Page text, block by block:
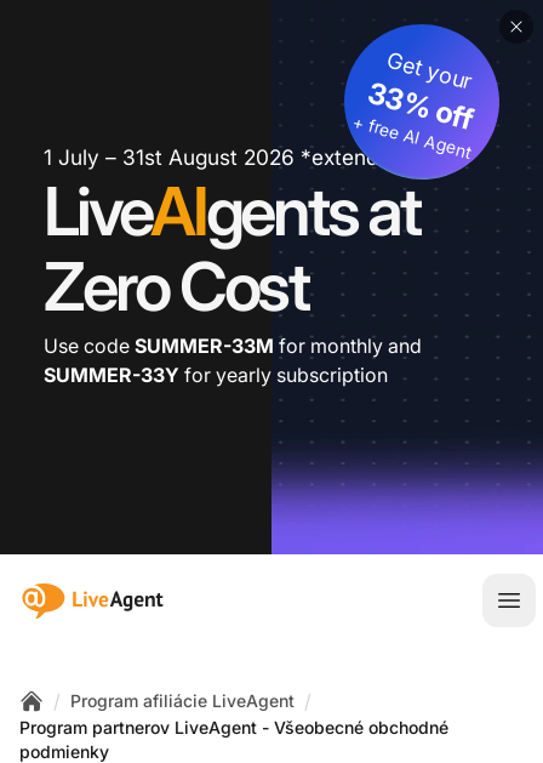
1 July – 31st August 2026 *extended
LiveAIgents at
Zero Cost
Get your
33% off
+ free AI Agent
Use code SUMMER-33M for monthly and
SUMMER-33Y for yearly subscription
:site.title
Home
/ Program afiliácie LiveAgent /
Program partnerov LiveAgent - Všeobecné obchodné
podmienky